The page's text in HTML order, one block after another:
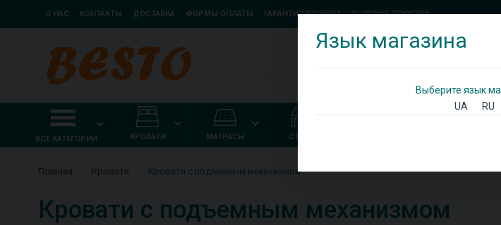
О НАС КОНТАКТЫ ДОСТАВКА ФОРМЫ ОПЛАТЫ ГАРАНТИЯ/ВОЗВРАТ УСЛОВИЯ ПОКУПКИ
ВСЕ КАТЕГОРИИ КРОВАТИ МАТРАСЫ СТОЛЫ
Главная Кровати Кровати c подъемным механизмом
Язык магазина
Выберите язык
UA
RU
Кровати c подъемным механизмом